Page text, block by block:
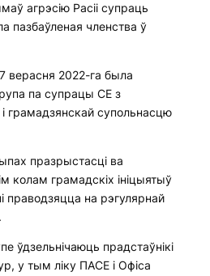
агрэсію Расіі супраць
пазбаўленая членства ў
верасня 2022-га была
па супрацы СЕ з
грамадзянскай супольнасцю
празрыстасці ва
колам грамадскіх ініцыятыў
праводзяцца на рэгулярнай
ўдзельнічаюць прадстаўнікі
у тым ліку ПАСЕ і Офіса